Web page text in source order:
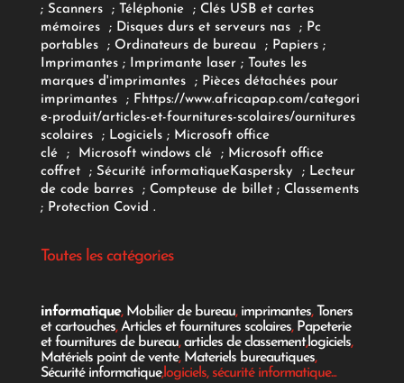
; Scanners ; Téléphonie ; Clés USB et cartes
mémoires
; Disques durs et serveurs nas ; Pc
portables
; Ordinateurs de bureau ; Papiers;
Imprimantes;Imprimante laser; Toutes les
marques d'imprimantes
; Pièces détachées pour
imprimantes
; Fhttps://www.africapap.com/categori
e-produit/articles-et-fournitures-scolaires/ournitures
scolaires; Logiciels ; Microsoft office
clé
; Microsoft windows clé; Microsoft office
coffret ; Sécurité informatiqueKaspersky ; Lecteur
de code barres
; Compteuse de billet; Classements
; Protection Covid .
Toutes les catégories
informatique, Mobilier de bureau, imprimantes, Toners
et cartouches,Articles et fournitures scolaires, Papeterie
et fournitures de bureau,articles de classement,logiciels,
Matériels point de vente, Materiels bureautiques,
Sécurité informatique,logiciels, sécurité informatique...